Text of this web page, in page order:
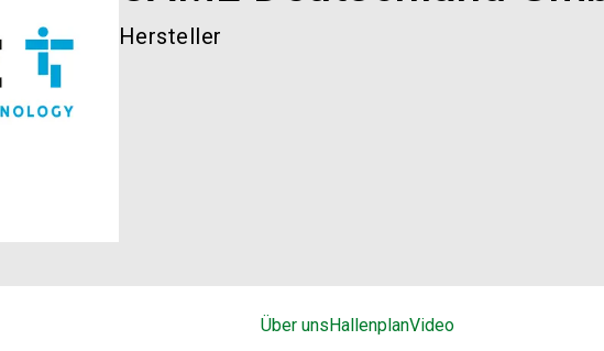
Hersteller
Über unsHallenplanVideo